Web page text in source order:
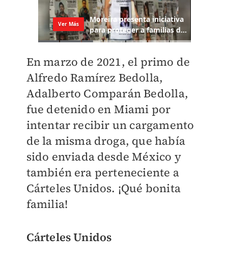
En marzo de 2021, el primo de
Alfredo Ramírez Bedolla,
Adalberto Comparán Bedolla,
fue detenido en Miami por
intentar recibir un cargamento
de la misma droga, que había
sido enviada desde México y
también era perteneciente a
Cárteles Unidos. ¡Qué bonita
familia!
Cárteles Unidos